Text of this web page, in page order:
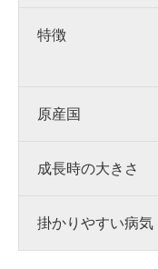
特徴
原産国
成長時の大きさ
掛かりやすい病気